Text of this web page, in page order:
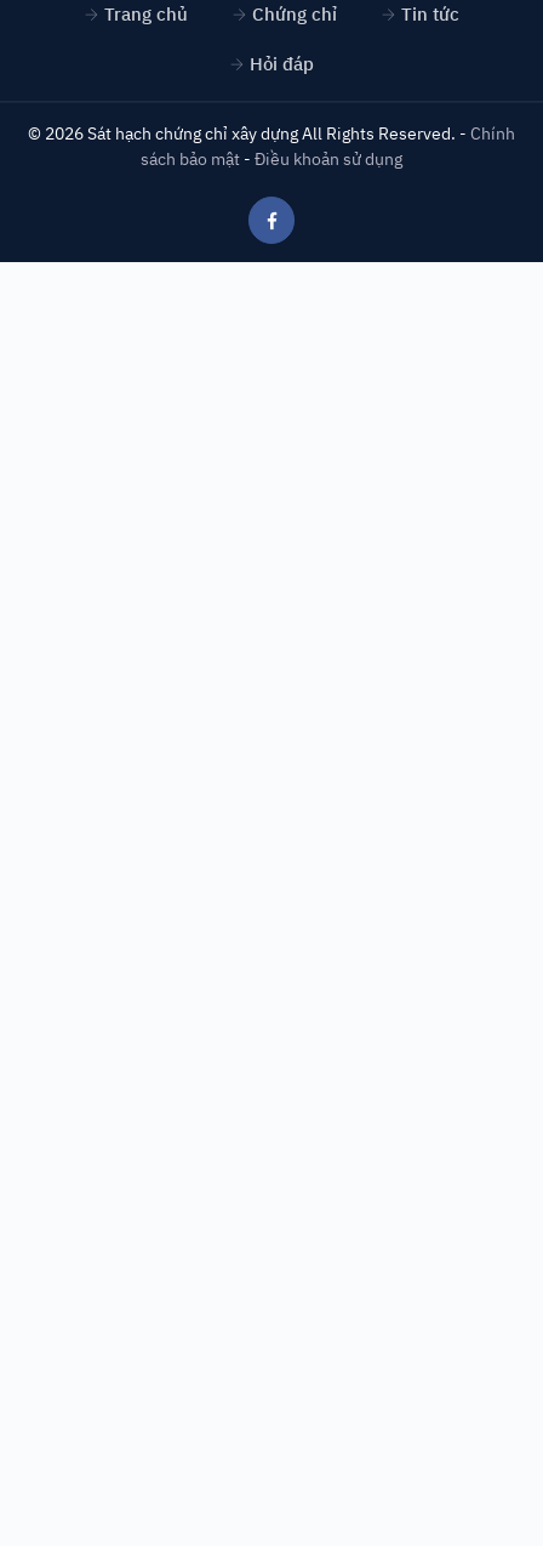
Trang chủ Chứng chỉ Tin tức
Hỏi đáp
© 2026Sát hạch chứng chỉ xây dựngAll Rights Reserved. - Chính
sách bảo mật - Điều khoản sử dụng